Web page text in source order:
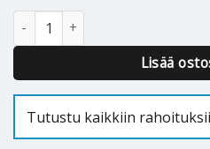
Metro varaajan termostaatti
Lisää
Tutustu kaikkiin